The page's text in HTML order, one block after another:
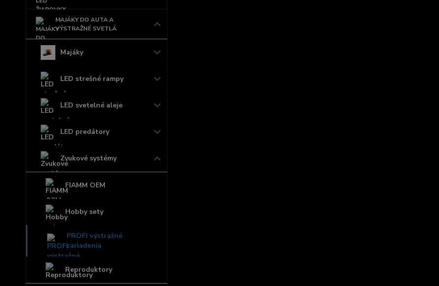
MAJÁKY DO AUTA A
VÝSTRAŽNÉ SVETLÁ
Majáky
LED strešné rampy
LED svetelné aleje
LED predátory
Zvukové systémy
FIAMM OEM
Hobby sety
PROFI výstražné
zariadenia
Reproduktory